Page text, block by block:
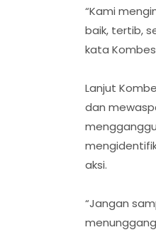
“Kami
baik, tertib,
kata Kombes
Lanjut
dan
aksi.
“Jangan